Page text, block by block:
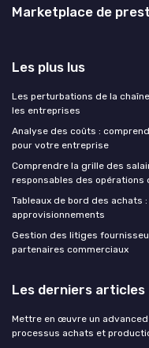
Marketplace de
Les plus lus
Les perturbations de la
les entreprises
Analyse des coûts :
pour votre entreprise
Comprendre la grille des
responsables des opérations
Tableaux de bord des achats
approvisionnements
Gestion des litiges
partenaires commerciaux
Les derniers articles
Mettre en œuvre un
processus achats et